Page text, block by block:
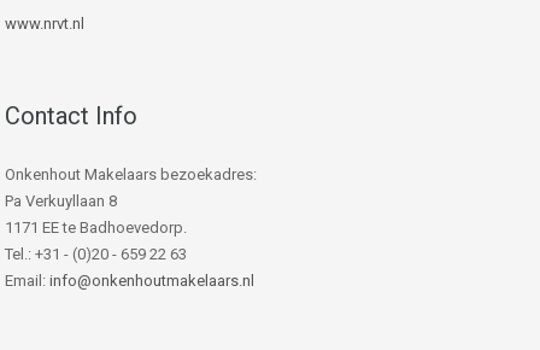
www.nrvt.nl
Contact Info
Onkenhout Makelaars bezoekadres:
Pa Verkuyllaan 8
1171 EE te Badhoevedorp.
Tel.: +31 - (0)20 - 659 22 63
Email: info@onkenhoutmakelaars.nl